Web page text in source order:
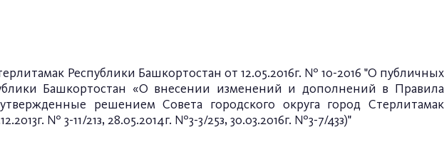
Республики Башкортостан от 12.05.2016г. № 10-2016 "О публичных
Башкортостан «О внесении изменений и дополнений в Правила
решением Совета городского округа город Стерлитамак
№ 3-11/21з, 28.05.2014г. №3-3/25з, 30.03.2016г. №3-7/43з)"